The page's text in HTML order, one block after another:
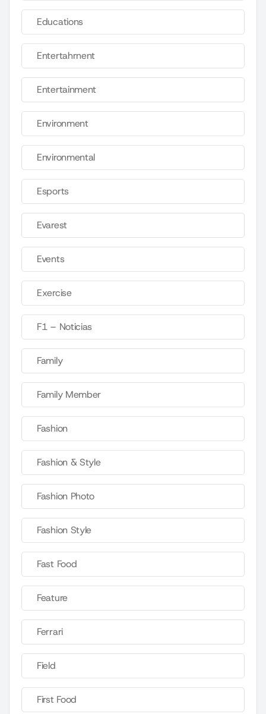
Educations
Entertahrnent
Entertainment
Environment
Environmental
Esports
Evarest
Events
Exercise
F1 – Noticias
Family
Family Member
Fashion
Fashion & Style
Fashion Photo
Fashion Style
Fast Food
Feature
Ferrari
Field
First Food